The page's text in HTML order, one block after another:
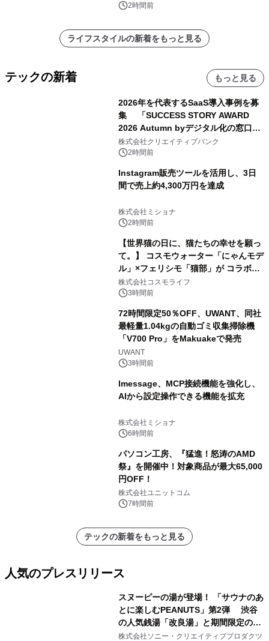
2時間前
ライフスタイルの新着をもっと見る
テックの新着 もっと見る
2026年を代表するSaaS導入事例を募
集 「SUCCESS STORY AWARD
2026 Autumn byデジタル化の窓口」
開催
株式会社クリエイティブバンク
2時間前
Instagram販売ツールを活用し、3日
間で売上約4,300万円を達成
株式会社ミショナ
2時間前
【世界猫の日に、猫たちの幸せを願っ
て。】 コスモウォーター「にゃんモデ
ル」×フェリシモ「猫部」が コラボキ
ャンペーンを実施
株式会社コスモライフ
3時間前
72時間限定50％OFF、UWANT、同社
最軽量1.04kgの自動ゴミ収集掃除機
「V700 Pro」をMakuakeで発売
UWANT
3時間前
lmessage、MCP接続機能を強化し、
AIから設定操作できる機能を拡充
株式会社ミショナ
6時間前
パソコン工房、『猛進！怒涛のAMD
祭』を開催中！対象商品が最大65,000
円OFF！
株式会社ユニットコム
7時間前
テックの新着をもっと見る
人気のプレスリリース
スヌーピーの湯が登場！ 「サウナのあ
とに楽しむPEANUTS」第2弾 渋谷
の人気銭湯「改良湯」と期間限定のコ
ラボレーション サウナイキタイコラ
株式会社ソニー・クリエイティブプロダクツ